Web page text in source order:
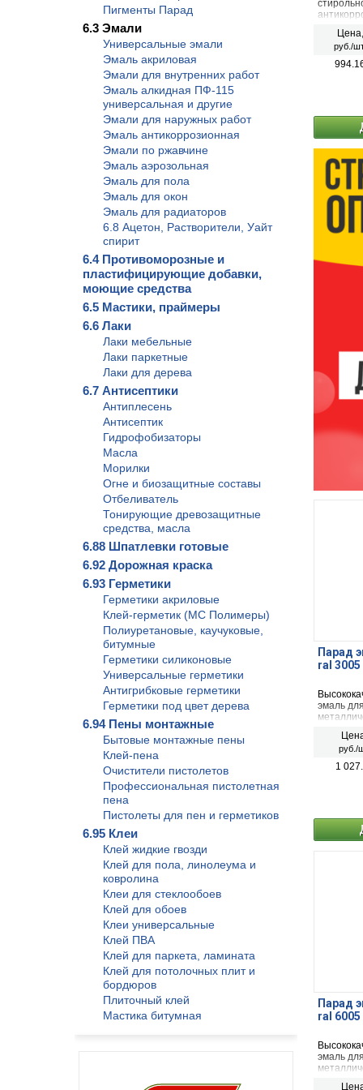
Пигменты Парад
6.3 Эмали
Универсальные эмали
Эмаль акриловая
Эмали для внутренних работ
Эмаль алкидная ПФ-115
универсальная и другие
Эмали для наружных работ
Эмаль антикоррозионная
Эмали по ржавчине
Эмаль аэрозольная
Эмаль для пола
Эмаль для окон
Эмаль для радиаторов
6.8 Ацетон, Растворители, Уайт
спирит
6.4 Противоморозные и
пластифицирующие добавки,
моющие средства
6.5 Мастики, праймеры
6.6 Лаки
Лаки мебельные
Лаки паркетные
Лаки для дерева
6.7 Антисептики
Антиплесень
Антисептик
Гидрофобизаторы
Масла
Морилки
Огне и биозащитные составы
Отбеливатель
Тонирующие древозащитные
средства, масла
6.88 Шпатлевки готовые
6.92 Дорожная краска
6.93 Герметики
Герметики акриловые
Клей-герметик (МС Полимеры)
Полиуретановые, каучуковые,
битумные
Герметики силиконовые
Универсальные герметики
Антигрибковые герметики
Герметики под цвет дерева
6.94 Пены монтажные
Бытовые монтажные пены
Клей-пена
Очистители пистолетов
Профессиональная пистолетная
пена
Пистолеты для пен и герметиков
6.95 Клеи
Клей жидкие гвозди
Клей для пола, линолеума и
ковролина
Клеи для стеклообоев
Клей для обоев
Клеи универсальные
Клей ПВА
Клей для паркета, ламината
Клей для потолочных плит и
бордюров
Плиточный клей
Мастика битумная
как
эффект),
Цена,
руб./
Парад
ral
эмаль
также
руб./
1
Парад
ral
эмаль